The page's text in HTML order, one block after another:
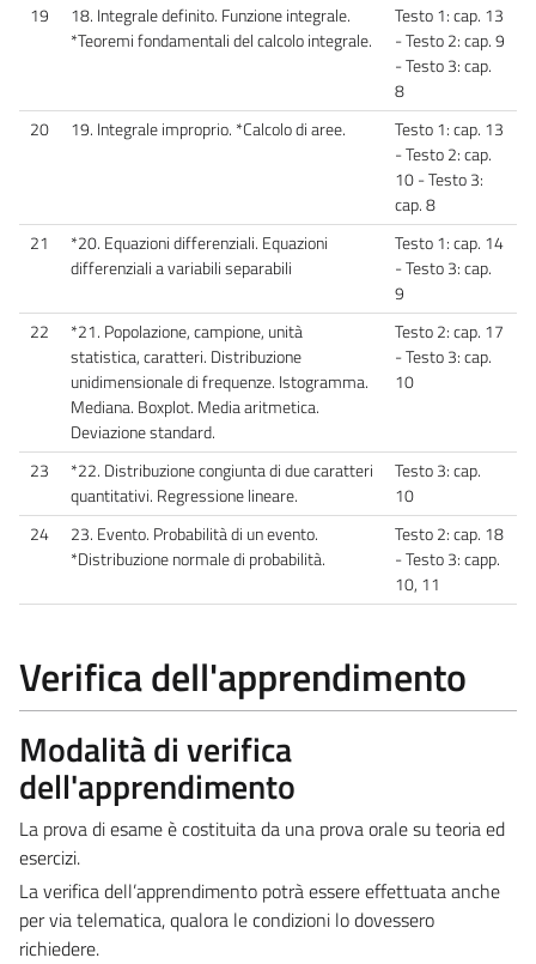
19
18. Integrale definito. Funzione integrale.
*Teoremi fondamentali del calcolo integrale.
Testo 1: cap. 13
- Testo 2: cap. 9
- Testo 3: cap.
8
20
19. Integrale improprio. *Calcolo di aree.
Testo 1: cap. 13
- Testo 2: cap.
10 - Testo 3:
cap. 8
21
*20. Equazioni differenziali. Equazioni
differenziali a variabili separabili
Testo 1: cap. 14
- Testo 3: cap.
9
22
*21. Popolazione, campione, unità
statistica, caratteri. Distribuzione
unidimensionale di frequenze. Istogramma.
Mediana. Boxplot. Media aritmetica.
Deviazione standard.
Testo 2: cap. 17
- Testo 3: cap.
10
23
*22. Distribuzione congiunta di due caratteri
quantitativi. Regressione lineare.
Testo 3: cap.
10
24
23. Evento. Probabilità di un evento.
*Distribuzione normale di probabilità.
Testo 2: cap. 18
- Testo 3: capp.
10, 11
Verifica dell'apprendimento
Modalità di verifica
dell'apprendimento
La prova di esame è costituita da una prova orale su teoria ed
esercizi.
La verifica dell’apprendimento potrà essere effettuata anche
per via telematica, qualora le condizioni lo dovessero
richiedere.